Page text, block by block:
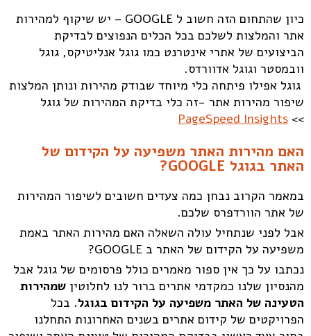
כיון שהתחום הזה חשוב ל GOOGLE – יש שיקוף למהירות
אתר והמלצות לשלכם בכל הכלים הנפוצים לבדיקת
הביצועים של אתרי אינטרנט כמו גוגל אנליטיקס, גוגל
וובמסטר וגוגל אדוורדס.
גוגל אפילו פיתחה כלי מיוחד שבודק מהירות ונותן המלצות
שיפור מהירות אתר -זה כלי בדיקת המהירות של גוגל
>>
PageSpeed Insights
האם מהירות האתר משפיעה על הקידום של
האתר בגוגל GOOGLE?
במאמר הקרוב נבחן כמה צעדים חשובים לשיפור המהירות
של אתר הוורדפרס שלכם.
אבל לפני שנתחיל עולה השאלה האם מהירות האתר באמת
משפיעה על הקידום של האתר ב GOOGLE?
נכתבו על כך אין ספור מאמרים כולל פרסומים של גוגל אבל
מהנסיון שלנו כמקדמי אתרים ברור לנו לחלוטין שמהירות
הטעינה של האתר משפיעה על הקידום בגוגל. בכל
הפרויקטים של קידום אתרים בשנים האחרונות התחלנו